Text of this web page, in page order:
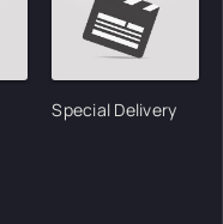
Special Delivery